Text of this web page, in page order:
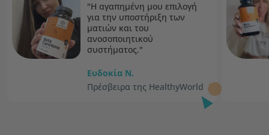
"Η αγαπημένη μου επιλογή
για την υποστήριξη των
ματιών και του
ανοσοποιητικού
συστήματος."
Ευδοκία N.
Πρέσβειρα της HealthyWorld